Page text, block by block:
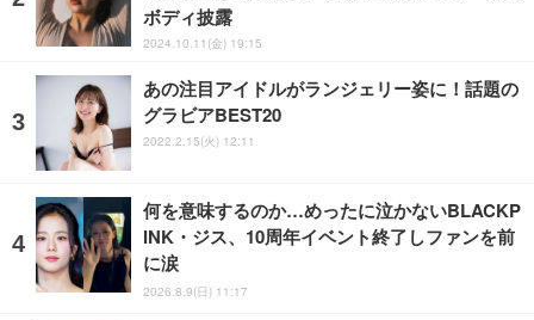
ボディ披露
2024.10.11(金) 19:15
あの注目アイドルがランジェリー姿に！話題の
グラビアBEST20
2022.2.15(火) 12:11
何を意味するのか…めったに泣かないBLACKP
INK・ジス、10周年イベント終了しファンを前
に涙
2026.8.9(日) 11:17